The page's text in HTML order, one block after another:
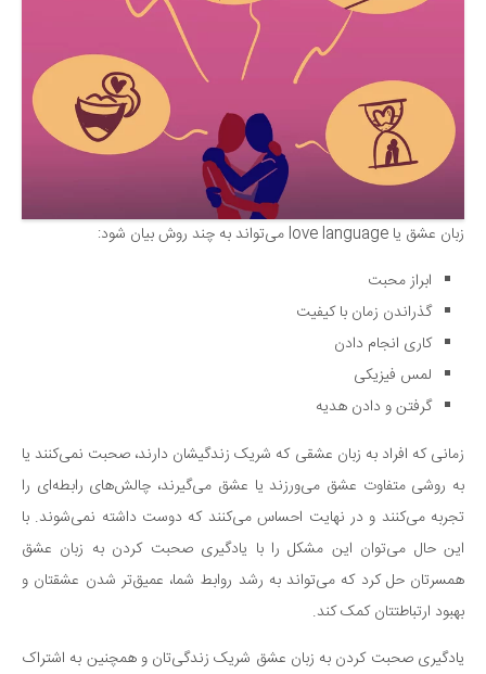
موسیقی
عکاسی و هنرهای تجسمی
کتاب و کتاب‌خوانی
تاریخ
معماری
علمی
فناوری‌ها
نجوم و هوا فضا
زمین و محیط زیست
خودرو
سرگرمی
دانستنی‌ها
بازی
طنز
فال
مسابقه
زبان عشق یا love language می‌تواند به چند روش بیان شود:
ابراز محبت
گذراندن زمان با کیفیت
کاری انجام دادن
لمس فیزیکی
گرفتن و دادن هدیه
زمانی که افراد به زبان عشقی که شریک زندگیشان دارند، صحبت نمی‌کنند یا
به روشی متفاوت عشق می‌ورزند یا عشق می‌گیرند، چالش‌های رابطه‌ای را
تجربه می‌کنند و در نهایت احساس می‌کنند که دوست داشته نمی‌شوند. با
این حال می‌توان این مشکل را با یادگیری صحبت کردن به زبان عشق
همسرتان حل کرد که می‌تواند به رشد روابط شما، عمیق‌تر شدن عشقتان و
بهبود ارتباطتتان کمک کند.
یادگیری صحبت کردن به زبان عشق شریک زندگی‌تان و همچنین به اشتراک